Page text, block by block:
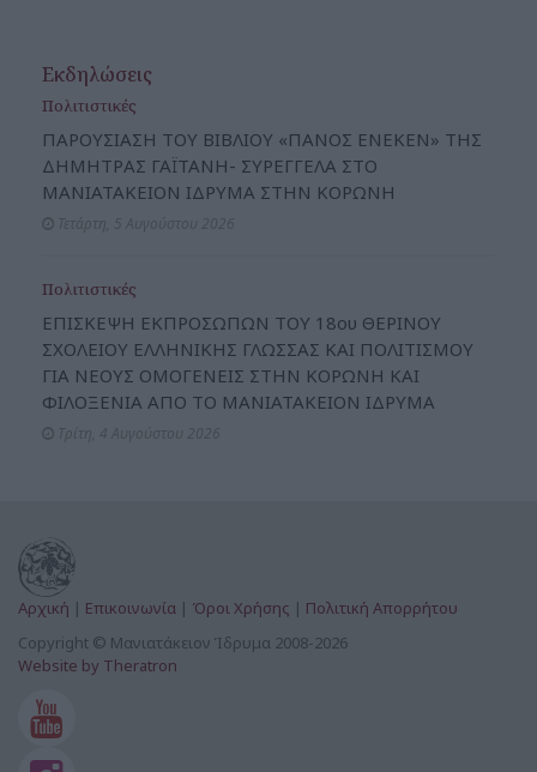
Εκδηλώσεις
Πολιτιστικές
ΠΑΡΟΥΣΙΑΣΗ ΤΟΥ ΒΙΒΛΙΟΥ «ΠΑΝΟΣ ΕΝΕΚΕΝ» ΤΗΣ
ΔΗΜΗΤΡΑΣ ΓΑΪΤΑΝΗ- ΣΥΡΕΓΓΕΛΑ ΣΤΟ
ΜΑΝΙΑΤΑΚΕΙΟΝ ΙΔΡΥΜΑ ΣΤΗΝ ΚΟΡΩΝΗ
Πολιτιστικές
ΕΠΙΣΚΕΨΗ ΕΚΠΡΟΣΩΠΩΝ ΤΟΥ 18ου ΘΕΡΙΝΟΥ
ΣΧΟΛΕΙΟΥ ΕΛΛΗΝΙΚΗΣ ΓΛΩΣΣΑΣ ΚΑΙ ΠΟΛΙΤΙΣΜΟΥ
ΓΙΑ ΝΕΟΥΣ ΟΜΟΓΕΝΕΙΣ ΣΤΗΝ ΚΟΡΩΝΗ ΚΑΙ
ΦΙΛΟΞΕΝΙΑ ΑΠΟ ΤΟ ΜΑΝΙΑΤΑΚΕΙΟΝ ΙΔΡΥΜΑ
Αρχική | Επικοινωνία | Όροι Χρήσης | Πολιτική Απορρήτου
Copyright © Μανιατάκειον Ίδρυμα 2008-2026
Website by Theratron